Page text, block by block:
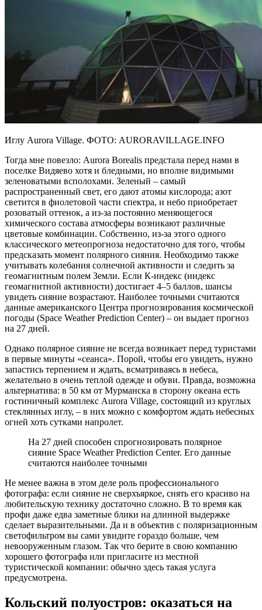
Иглу Aurora Village. ФОТО: AURORAVILLAGE.INFO
Тогда мне повезло: Aurora Borealis предстала перед нами в
поселке Видяево хотя и бледными, но вполне видимыми
зеленоватыми всполохами. Зеленый – самый
распространенный свет, его дают атомы кислорода; азот
светится в фиолетовой части спектра, и небо приобретает
розоватый оттенок, а из-за постоянно меняющегося
химического состава атмосферы возникают различные
цветовые комбинации. Собственно, из-за этого одного
классического метеопрогноза недостаточно для того, чтобы
предсказать момент полярного сияния. Необходимо также
учитывать колебания солнечной активности и следить за
геомагнитным полем Земли. Если К-индекс (индекс
геомагнитной активности) достигает 4–5 баллов, шансы
увидеть сияние возрастают. Наиболее точными считаются
данные американского Центра прогнозирования космической
погоды (Space Weather Prediction Center) – он выдает прогноз
на 27 дней.
Однако полярное сияние не всегда возникает перед туристами
в первые минуты «сеанса». Порой, чтобы его увидеть, нужно
запастись терпением и ждать, всматриваясь в небеса,
желательно в очень теплой одежде и обуви. Правда, возможна
альтернатива: в 50 км от Мурманска в сторону океана есть
гостиничный комплекс Aurora Village, состоящий из круглых
стеклянных иглу, – в них можно с комфортом ждать небесных
огней хоть сутками напролет.
На 27 дней способен спрогнозировать полярное
сияние Space Weather Prediction Center. Его данные
считаются наиболее точными
Не менее важна в этом деле роль профессионального
фотографа: если сияние не сверхъяркое, снять его красиво на
любительскую технику достаточно сложно. В то время как
профи даже едва заметные блики на длинной выдержке
сделает выразительными. Да и в объектив с поляризационным
светофильтром вы сами увидите гораздо больше, чем
невооруженным глазом. Так что берите в свою компанию
хорошего фотографа или пригласите из местной
туристической компании: обычно здесь такая услуга
предусмотрена.
Кольский полуостров: оказаться на